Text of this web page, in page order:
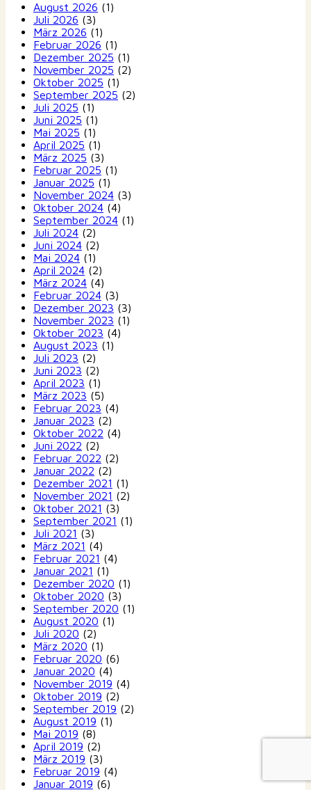
August 2026 (1)
Juli 2026 (3)
März 2026 (1)
Februar 2026 (1)
Dezember 2025 (1)
November 2025 (2)
Oktober 2025 (1)
September 2025 (2)
Juli 2025 (1)
Juni 2025 (1)
Mai 2025 (1)
April 2025 (1)
März 2025 (3)
Februar 2025 (1)
Januar 2025 (1)
November 2024 (3)
Oktober 2024 (4)
September 2024 (1)
Juli 2024 (2)
Juni 2024 (2)
Mai 2024 (1)
April 2024 (2)
März 2024 (4)
Februar 2024 (3)
Dezember 2023 (3)
November 2023 (1)
Oktober 2023 (4)
August 2023 (1)
Juli 2023 (2)
Juni 2023 (2)
April 2023 (1)
März 2023 (5)
Februar 2023 (4)
Januar 2023 (2)
Oktober 2022 (4)
Juni 2022 (2)
Februar 2022 (2)
Januar 2022 (2)
Dezember 2021 (1)
November 2021 (2)
Oktober 2021 (3)
September 2021 (1)
Juli 2021 (3)
März 2021 (4)
Februar 2021 (4)
Januar 2021 (1)
Dezember 2020 (1)
Oktober 2020 (3)
September 2020 (1)
August 2020 (1)
Juli 2020 (2)
März 2020 (1)
Februar 2020 (6)
Januar 2020 (4)
November 2019 (4)
Oktober 2019 (2)
September 2019 (2)
August 2019 (1)
Mai 2019 (8)
April 2019 (2)
März 2019 (3)
Februar 2019 (4)
Januar 2019 (6)